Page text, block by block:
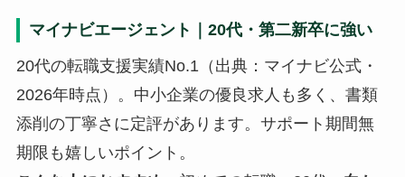
マイナビエージェント｜20代・第二新卒に強い
20代の転職支援実績No.1（出典：マイナビ公式・
2026年時点）。中小企業の優良求人も多く、書類
添削の丁寧さに定評があります。サポート期間無
期限も嬉しいポイント。